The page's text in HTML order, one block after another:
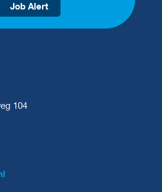
Job Alert
104